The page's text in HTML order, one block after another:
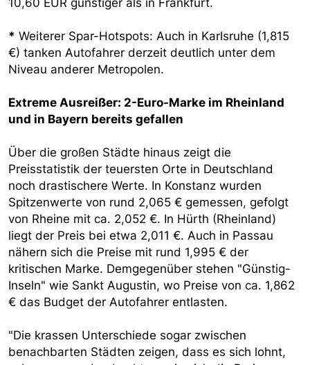
* Weiterer Spar-Hotspots: Auch in Karlsruhe (1,815
€) tanken Autofahrer derzeit deutlich unter dem
Niveau anderer Metropolen.
Extreme Ausreißer: 2-Euro-Marke im Rheinland
und in Bayern bereits gefallen
Über die großen Städte hinaus zeigt die
Preisstatistik der teuersten Orte in Deutschland
noch drastischere Werte. In Konstanz wurden
Spitzenwerte von rund 2,065 € gemessen, gefolgt
von Rheine mit ca. 2,052 €. In Hürth (Rheinland)
liegt der Preis bei etwa 2,011 €. Auch in Passau
nähern sich die Preise mit rund 1,995 € der
kritischen Marke. Demgegenüber stehen "Günstig-
Inseln" wie Sankt Augustin, wo Preise von ca. 1,862
€ das Budget der Autofahrer entlasten.
"Die krassen Unterschiede sogar zwischen
benachbarten Städten zeigen, dass es sich lohnt,